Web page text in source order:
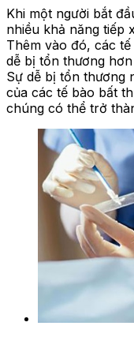
Khi một người bắt
nhiều khả năng tiếp
Thêm vào đó, các
dễ bị tổn thương
Sự dễ bị tổn thương
của các tế bào bất
chúng có thể trở